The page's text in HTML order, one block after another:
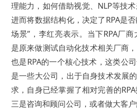
理能力，如何借助视觉、NLP等技
进而将数据结构化，决定了RPA是
场景”，李红亮表示。 当下RPA厂
是原来做测试自动化技术相关厂商
也是RPA的一个核心技术，这类公司
是一些大公司，出于自身技术发展
求，自身已经掌握了相对完善的
三是咨询和顾问公司，或者做大客